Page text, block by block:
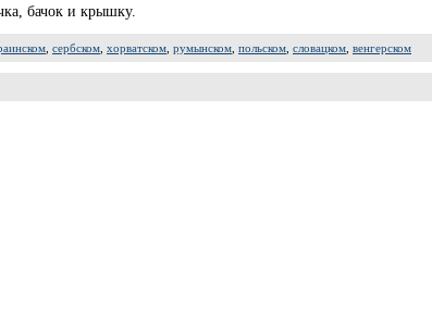
бачок и крышку.
сербском хорватском румынском польском словацком венгерском